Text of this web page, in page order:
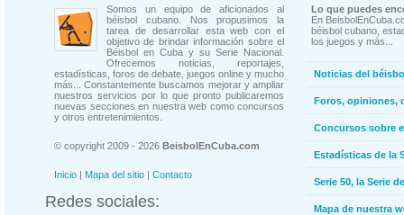
Somos un equipo de aficionados al
béisbol cubano. Nos propusimos la
tarea de desarrollar esta web con el
objetivo de brindar información sobre el
Béisbol en Cuba y su Serie Nacional.
Ofrecemos noticias, reportajes,
estadísticas, foros de debate, juegos online y mucho
más... Constantemente buscamos mejorar y ampliar
nuestros servicios por lo que pronto publicaremos
nuevas secciones en nuestra web como concursos
y otros entretenimientos.
© copyright 2009 - 2026 BeisbolEnCuba.com
Inicio | Mapa del sitio | Contacto
Redes sociales:
Lo que puedes
En
béisbol cubano,
los juegos y más...
Noticias del
Foros, opiniones,
Concursos sobre
Estadísticas de la
Serie 50, la Serie
Mapa de nuestra